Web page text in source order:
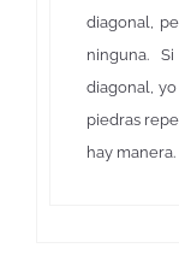
diagonal,
ninguna.
diagonal,
piedras
hay